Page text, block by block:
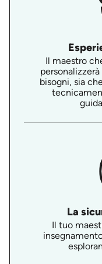
Il maestro
bisogni, sia
La
Il tuo